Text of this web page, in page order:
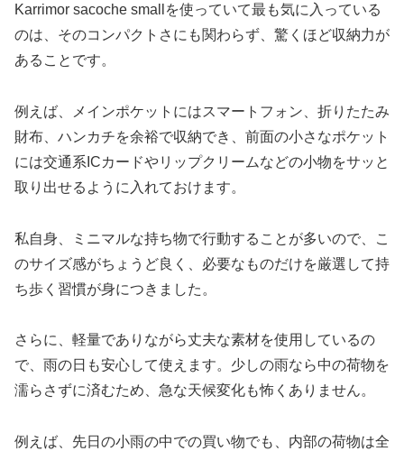
Karrimor sacoche smallを使っていて最も気に入っている
のは、そのコンパクトさにも関わらず、驚くほど収納力が
あることです。
例えば、メインポケットにはスマートフォン、折りたたみ
財布、ハンカチを余裕で収納でき、前面の小さなポケット
には交通系ICカードやリップクリームなどの小物をサッと
取り出せるように入れておけます。
私自身、ミニマルな持ち物で行動することが多いので、こ
のサイズ感がちょうど良く、必要なものだけを厳選して持
ち歩く習慣が身につきました。
さらに、軽量でありながら丈夫な素材を使用しているの
で、雨の日も安心して使えます。少しの雨なら中の荷物を
濡らさずに済むため、急な天候変化も怖くありません。
例えば、先日の小雨の中での買い物でも、内部の荷物は全